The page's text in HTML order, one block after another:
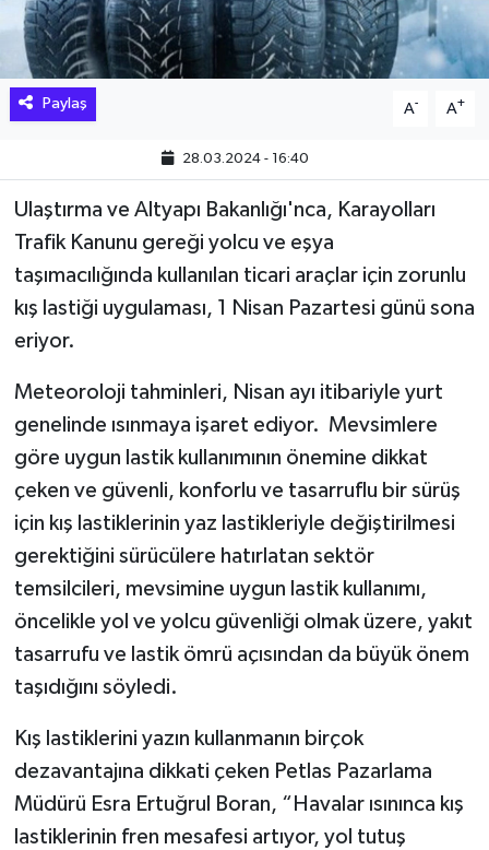
Paylaş A- A+
28.03.2024 - 16:40
Ulaştırma ve Altyapı Bakanlığı'nca, Karayolları
Trafik Kanunu gereği yolcu ve eşya
taşımacılığında kullanılan ticari araçlar için zorunlu
kış lastiği uygulaması, 1 Nisan Pazartesi günü sona
eriyor.
Meteoroloji tahminleri, Nisan ayı itibariyle yurt
genelinde ısınmaya işaret ediyor. Mevsimlere
göre uygun lastik kullanımının önemine dikkat
çeken ve güvenli, konforlu ve tasarruflu bir sürüş
için kış lastiklerinin yaz lastikleriyle değiştirilmesi
gerektiğini sürücülere hatırlatan sektör
temsilcileri, mevsimine uygun lastik kullanımı,
öncelikle yol ve yolcu güvenliği olmak üzere, yakıt
tasarrufu ve lastik ömrü açısından da büyük önem
taşıdığını söyledi.
Kış lastiklerini yazın kullanmanın birçok
dezavantajına dikkati çeken Petlas Pazarlama
Müdürü Esra Ertuğrul Boran, “Havalar ısınınca kış
lastiklerinin fren mesafesi artıyor, yol tutuş
KADIN
KÜLTÜR SANAT
POLİTİKA
REKLAM
SPOR
TARİH
TEKNOLOJİ
YAŞAM